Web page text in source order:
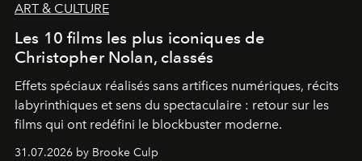
ART & CULTURE
Les 10 films les plus iconiques de
Christopher Nolan, classés
Effets spéciaux réalisés sans artifices numériques, récits
labyrinthiques et sens du spectaculaire : retour sur les
films qui ont redéfini le blockbuster moderne.
31.07.2026 by Brooke Culp